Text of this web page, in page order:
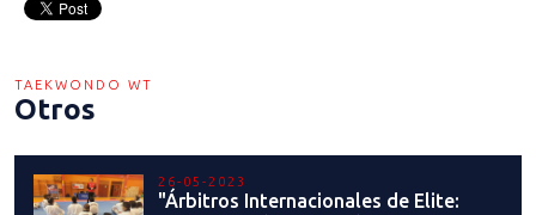
TAEKWONDO WT
Otros
26-05-2023
"Árbitros Internacionales de Elite: